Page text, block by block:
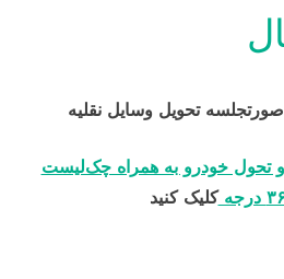
و تحول خودرو به همراه چک‌لیست
کلیک کنید